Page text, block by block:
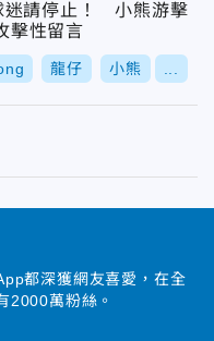
迷請停止！ 小熊游擊
擊性留言
龍仔 小熊
都深獲網友喜愛，在全
2000萬粉絲。